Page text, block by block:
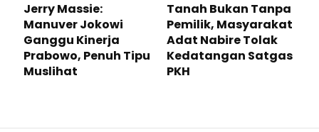
Jerry Massie:
Manuver Jokowi
Ganggu Kinerja
Prabowo, Penuh Tipu
Muslihat
Tanah Bukan Tanpa
Pemilik, Masyarakat
Adat Nabire Tolak
Kedatangan Satgas
PKH